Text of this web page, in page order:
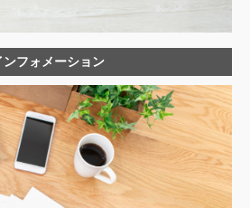
タルヘルス対策
ル
本
トラブルになってしまうと・・・
ンフォメーション